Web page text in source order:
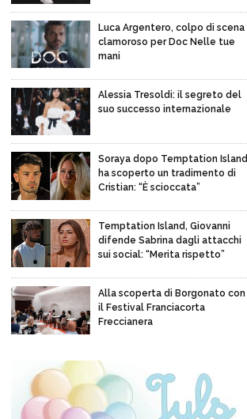
Luca Argentero, colpo di scena
clamoroso per Doc Nelle tue
mani
Alessia Tresoldi: il segreto del
suo successo internazionale
Soraya dopo Temptation Island
ha scoperto un tradimento di
Cristian: “È scioccata”
Temptation Island, Giovanni
difende Sabrina dagli attacchi
sui social: “Merita rispetto”
Alla scoperta di Borgonato con
il Festival Franciacorta
Freccianera